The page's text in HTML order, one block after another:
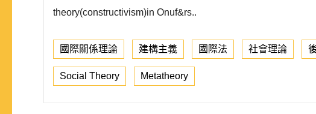
theory(constructivism)in Onuf&rs..
國際關係理論 建構主義 國際法 社會理論
Social Theory Metatheory